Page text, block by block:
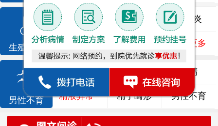
生殖感染
龟头炎 睾丸炎 尿道炎
尿相关 泌尿感染 了解更多
男性不育
死精 少精 弱精
精液异常 精子畸形 男性不育